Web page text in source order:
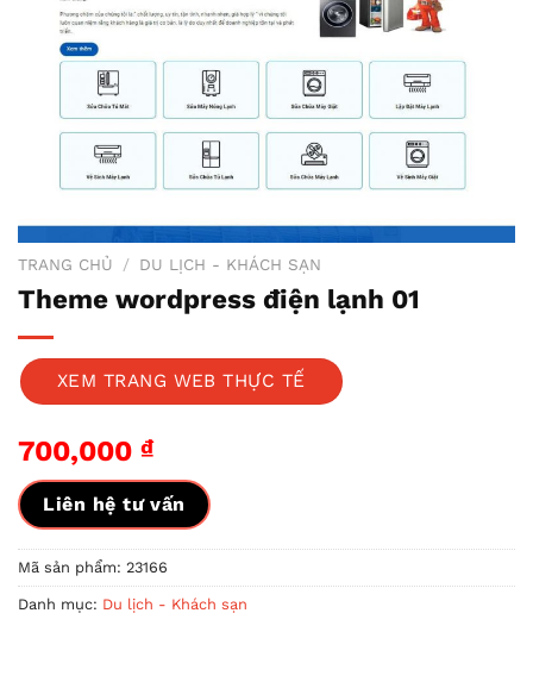
TRANG CHỦ / DU LỊCH - KHÁCH SẠN
Theme wordpress điện lạnh 01
XEM TRANG WEB THỰC TẾ
700,000 ₫
Liên hệ tư vấn
Mã sản phẩm: 23166
Danh mục: Du lịch - Khách sạn